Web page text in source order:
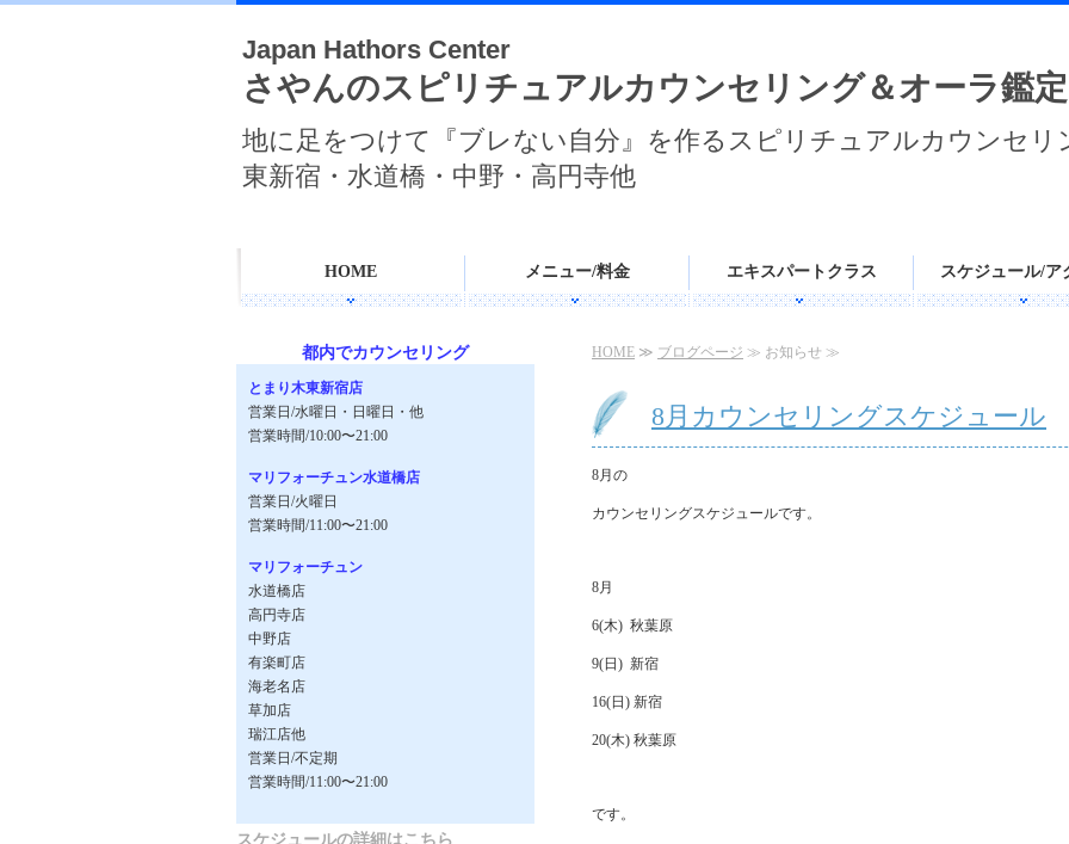
Japan Hathors Center
さやんのスピリチュアルカウンセリング＆オーラ鑑定
地に足をつけて『ブレない自分』を作るスピリチュアルカウンセリ
東新宿・水道橋・中野・高円寺他
HOME メニュー/料金 エキスパートクラス スケジュール/ア
HOME ≫ ブログページ ≫ お知らせ ≫
8月カウンセリングスケジュール
8月の
カウンセリングスケジュールです。
8月
6(木) 秋葉原
9(日) 新宿
16(日) 新宿
20(木) 秋葉原
です。
都内でカウンセリング
とまり木東新宿店
営業日/水曜日・日曜日・他
営業時間/10:00〜21:00
マリフォーチュン水道橋店
営業日/火曜日
営業時間/11:00〜21:00
マリフォーチュン
水道橋店
高円寺店
中野店
有楽町店
海老名店
草加店
瑞江店他
営業日/不定期
営業時間/11:00〜21:00
スケジュールの詳細はこちら